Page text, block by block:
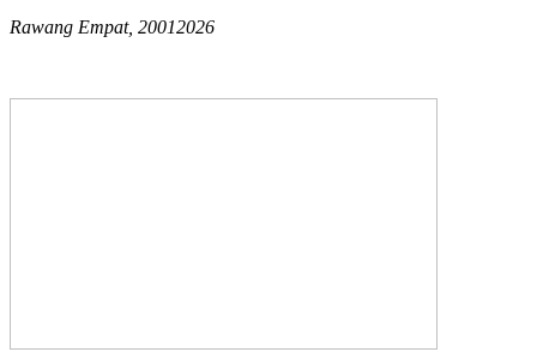
Rawang Empat, 20012026